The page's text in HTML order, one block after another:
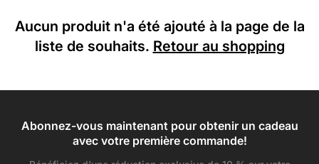
Aucun produit n'a été ajouté à la page de la
liste de souhaits. Retour au shopping
Abonnez-vous maintenant pour obtenir un cadeau
avec votre première commande!